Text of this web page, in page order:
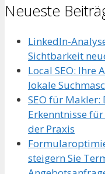
Neueste
LinkedIn-
Sichtbarkeit
Local SEO:
lokale
SEO für
Erkenntnisse
der Praxis
steigern Sie